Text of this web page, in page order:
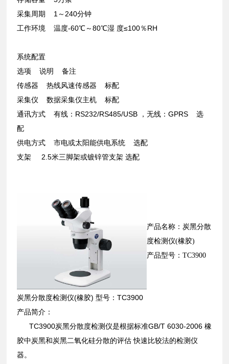
采集周期 1～240分钟
工作环境 温度-60℃～80℃湿 度≤100％RH
系统配置
选项 说明 备注
传感器 热线风速传感器 标配
采集仪 数据采集仪主机 标配
通讯方式 有线：RS232/RS485/USB ，无线：GPRS 选
配
供电方式 市电或太阳能供电系统 选配
支架 2.5米三脚架或镀锌管支架 选配
产品名称：炭黑分散
度检测仪(橡胶)
产品型号：TC3900
炭黑分散度检测仪(橡胶) 型号：TC3900
产品简介：
TC3900炭黑分散度检测仪是根据标准GB/T 6030-2006 橡
胶中炭黑和炭黑二氧化硅分散的评估 快速比较法的检测仪
器。